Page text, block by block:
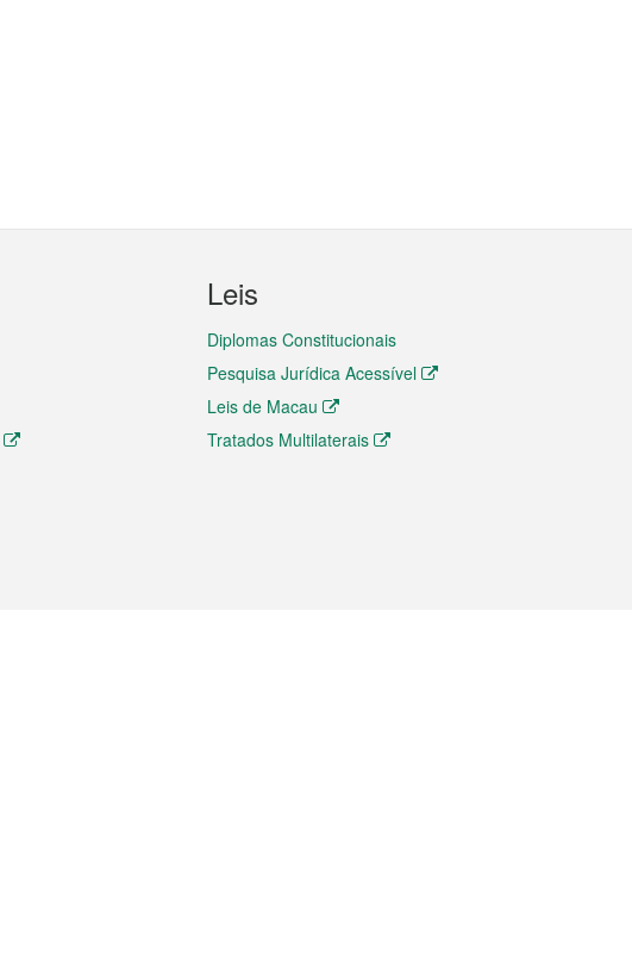
Leis
Diplomas Constitucionais
Pesquisa Jurídica Acessível
Leis de Macau
Tratados Multilaterais